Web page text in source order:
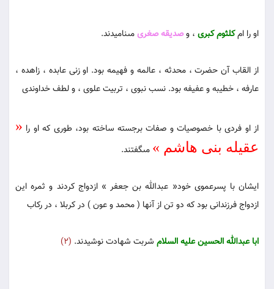
او را امكلثوم كبرى ، وصدیقه صغرىمى‏نامیدند.
از القاب آن حضرت ، محدثه ، عالمه و فهیمه بود. او زنى عابده ، زاهده ،
عارفه ، خطیبه و عفیفه بود. نسب نبوى ، تربیت علوى ، و لطف خداوندى
از او فردى با خصوصیات و صفات برجسته ساخته بود، طورى كه او را «
عقیله بنى هاشم‏ » مى‏گفتند.
ایشان با پسرعموى خود« عبدالله بن جعفر » ازدواج كردند و ثمره این
ازدواج فرزندانى بود كه دو تن از آن‏ها ( محمد و عون ) در كربلا ، در ركاب
ابا عبدالله الحسین علیه السلام شربت ‏شهادت نوشیدند. (2)